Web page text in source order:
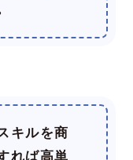
キルを商
れば高単